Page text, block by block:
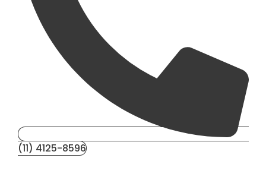
(11) 4125-8596